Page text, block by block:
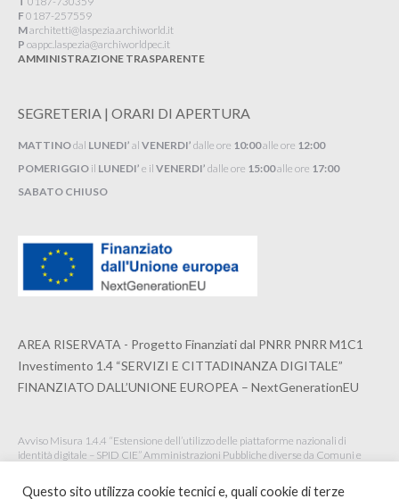
F0187-257559
Marchitetti@laspezia.archiworld.it
P oappc.laspezia@archiworldpec.it​
AMMINISTRAZIONE TRASPARENTE
SEGRETERIA | ORARI DI APERTURA
MATTINOdal LUNEDI’ al VENERDI’ dalle ore 10:00alle ore 12:00
POMERIGGIO il LUNEDI’ e il VENERDI’ dalle ore 15:00alle ore 17:00
SABATO CHIUSO
AREA RISERVATA - Progetto Finanziati dal PNRR PNRR M1C1
Investimento 1.4 “SERVIZI E CITTADINANZA DIGITALE”
FINANZIATO DALL’UNIONE EUROPEA – NextGenerationEU
Avviso Misura 1.4.4 “Estensione dell’utilizzo delle piattaforme nazionali di
identità digitale – SPID CIE” Amministrazioni Pubbliche diverse da Comuni e
Questo sito utilizza cookie tecnici e, quali cookie di terze